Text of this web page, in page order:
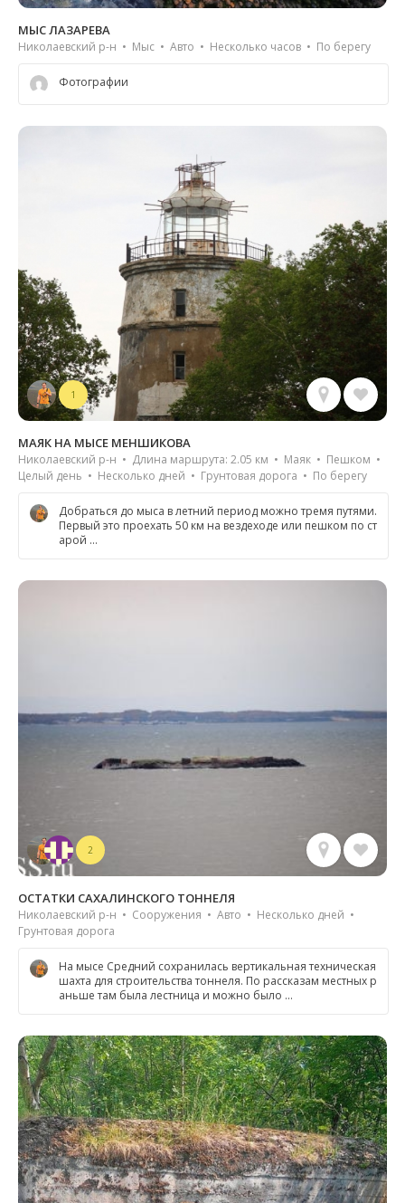
МЫС ЛАЗАРЕВА
Николаевский р-н • Мыс • Авто • Несколько часов • По берегу
Фотографии
1
МАЯК НА МЫСЕ МЕНШИКОВА
Николаевский р-н • Длина маршрута: 2.05 км • Маяк • Пешком •
Целый день • Несколько дней • Грунтовая дорога • По берегу
Добраться до мыса в летний период можно тремя путями.
Первый это проехать 50 км на вездеходе или пешком по ст
арой …
2
ОСТАТКИ САХАЛИНСКОГО ТОННЕЛЯ
Николаевский р-н • Сооружения • Авто • Несколько дней •
Грунтовая дорога
На мысе Средний сохранилась вертикальная техническая
шахта для строительства тоннеля. По рассказам местных р
аньше там была лестница и можно было …